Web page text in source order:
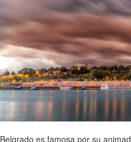
Belgrado es famosa por su